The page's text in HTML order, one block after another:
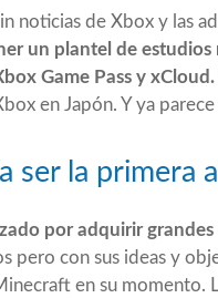
noticias de Xbox y las
un plantel de estudios
Game Pass y xCloud.
en Japón. Y ya
ser la primera
por adquirir grandes
pero con sus ideas y
en su momento.